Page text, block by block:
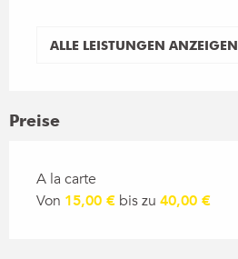
ALLE LEISTUNGEN ANZEIGEN
Preise
Preise 2026
A la carte
Von 15,00 € bis zu 40,00 €